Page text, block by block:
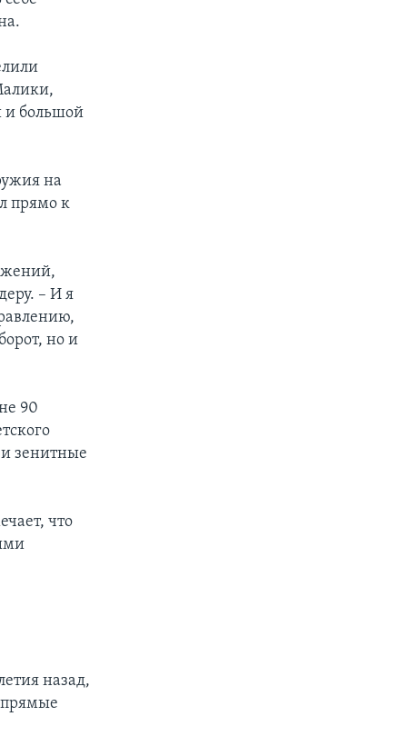
и большой
на
прямо к
– И я
но и
90
зенитные
что
назад,
прямые